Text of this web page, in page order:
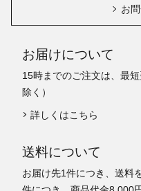
お
お届けについて
15時までのご注文は、最
除く）
詳しくはこちら
送料について
お届け先1件につき、送料